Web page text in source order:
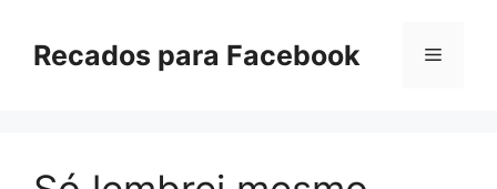
paraRecados para Facebook Menu